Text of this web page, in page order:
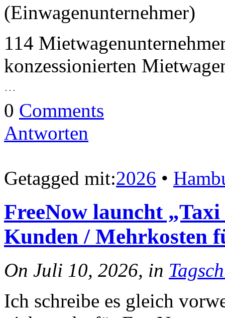
(Einwagenunternehmer)
114
konzessionierten
...
0 Comments
Antworten
Getagged mit:2026 •
FreeNow launcht
Kunden / Mehrkosten
On Juli 10, 2026, in
Ich schreibe es gleich